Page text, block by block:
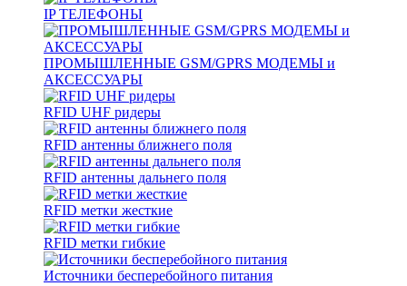
IP ТЕЛЕФОНЫ
ПРОМЫШЛЕННЫЕ GSM/GPRS МОДЕМЫ и
АКСЕССУАРЫ
RFID UHF ридеры
RFID антенны ближнего поля
RFID антенны дальнего поля
RFID метки жесткие
RFID метки гибкие
Источники бесперебойного питания